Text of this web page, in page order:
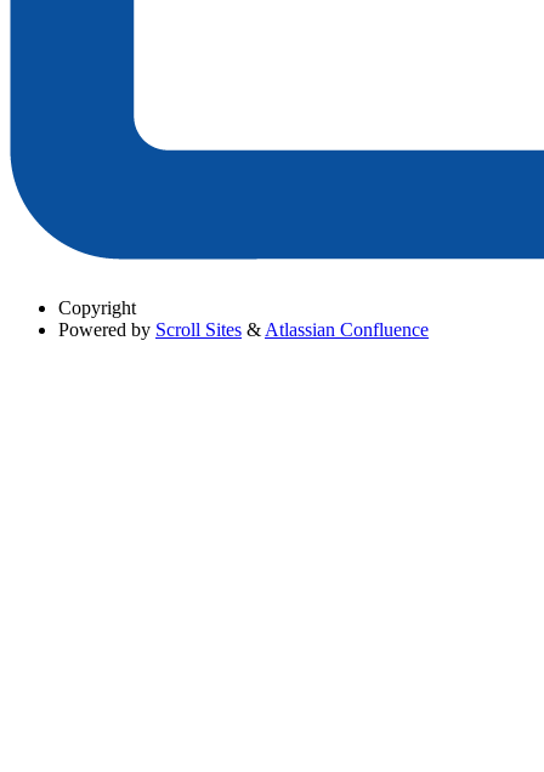
Copyright
Powered by Scroll Sites & Atlassian Confluence